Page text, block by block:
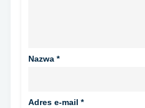
Nazwa *
Adres e-mail *